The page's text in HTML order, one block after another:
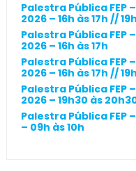
Palestra Pública FEP
2026 – 16h às 17h //
Palestra Pública FEP
2026 – 16h às 17h
Palestra Pública FEP
2026 – 16h às 17h //
Palestra Pública FEP
2026 – 19h30 às
Palestra Pública FEP
– 09h às 10h